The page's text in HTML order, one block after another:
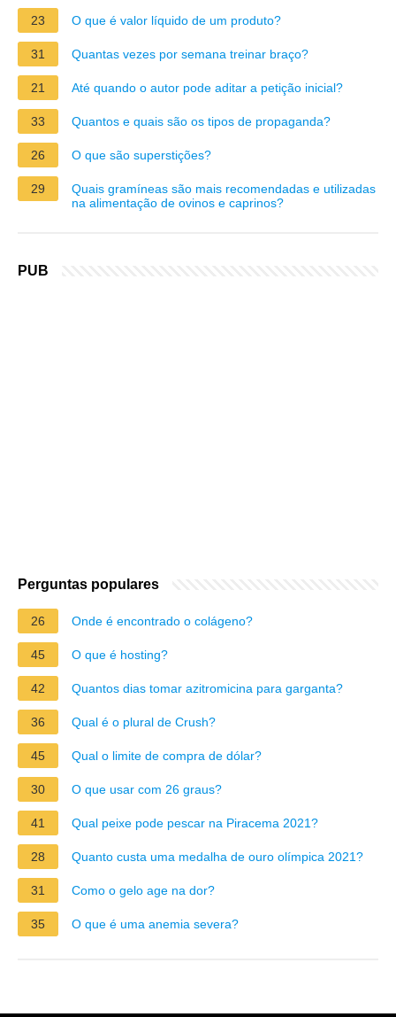
23
O que é valor líquido de um produto?
31 Quantas vezes por semana treinar braço?
21 Até quando o autor pode aditar a petição inicial?
33 Quantos e quais são os tipos de propaganda?
26 O que são superstições?
29
Quais gramíneas são mais recomendadas e utilizadas
na alimentação de ovinos e caprinos?
PUB
Perguntas populares
26 Onde é encontrado o colágeno?
45 O que é hosting?
42 Quantos dias tomar azitromicina para garganta?
36 Qual é o plural de Crush?
45 Qual o limite de compra de dólar?
30 O que usar com 26 graus?
41 Qual peixe pode pescar na Piracema 2021?
28 Quanto custa uma medalha de ouro olímpica 2021?
31 Como o gelo age na dor?
35 O que é uma anemia severa?